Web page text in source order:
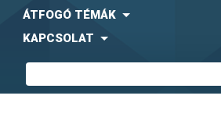
ÁTFOGÓ TÉMÁK
KAPCSOLAT